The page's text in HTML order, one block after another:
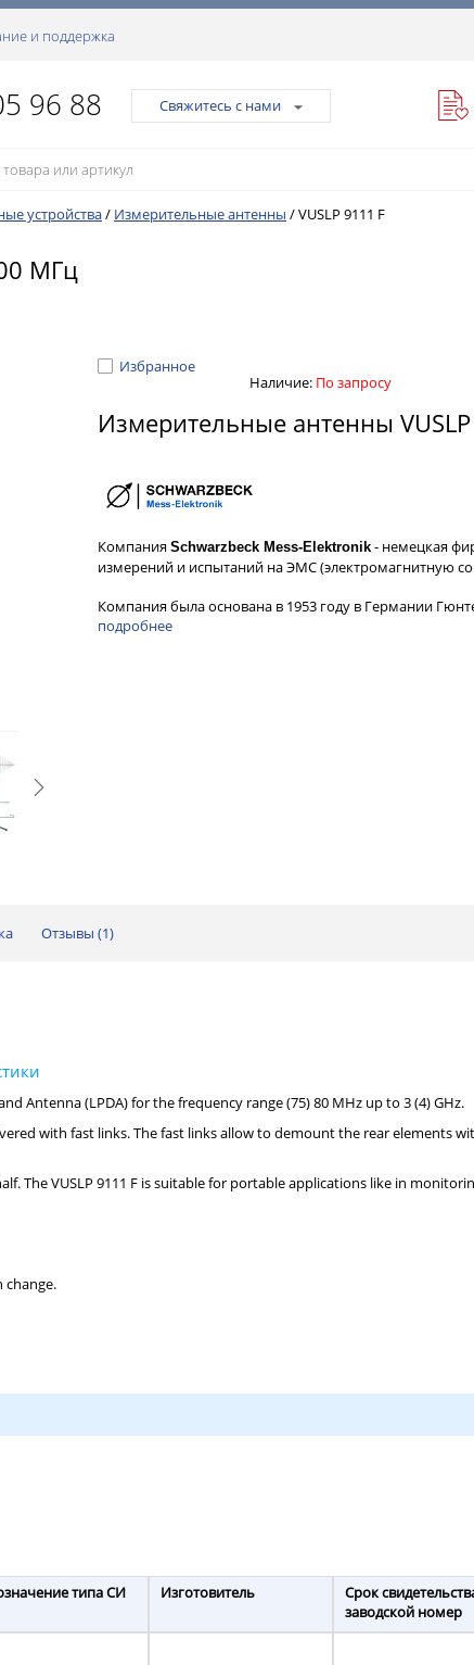
и поддержка
96 88 Свяжитесь с нами
устройства/ Измерительные антенны /VUSLP 9111 F
МГц
Избранное
Наличие: По запросу
Измерительные антенны
Компания Schwarzbeck Mess-Elektronik - немецкая
измерений и испытаний на ЭМС (электромагнитную
Компания была основана в 1953 году в Германии
подробнее
Отзывы (1)
Antenna (LPDA) for the frequency range (75) 80 MHz up to 3 (4) GHz.
with fast links. The fast links allow to demount the rear elements
The VUSLP 9111 F is suitable for portable applications like in
change.
типа СИ Изготовитель
Срок
заводской номер